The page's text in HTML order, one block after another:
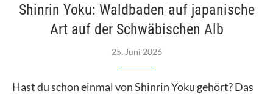
Shinrin Yoku: Waldbaden auf japanische
Art auf der Schwäbischen Alb
25. Juni 2026
Hast du schon einmal von Shinrin Yoku gehört? Das